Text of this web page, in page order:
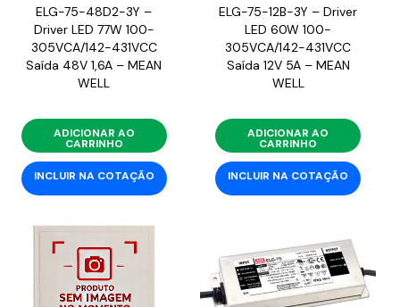
ELG-75-48D2-3Y –
Driver LED 77W 100-
305VCA/142-431VCC
Saída 48V 1,6A – MEAN
WELL
ADICIONAR AO
CARRINHO
INCLUIR NA COTAÇÃO
ELG-75-12B-3Y – Driver
LED 60W 100-
305VCA/142-431VCC
Saída 12V 5A – MEAN
WELL
ADICIONAR AO
CARRINHO
INCLUIR NA COTAÇÃO